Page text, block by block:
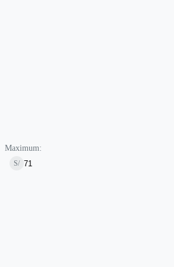
Maximum:
S/